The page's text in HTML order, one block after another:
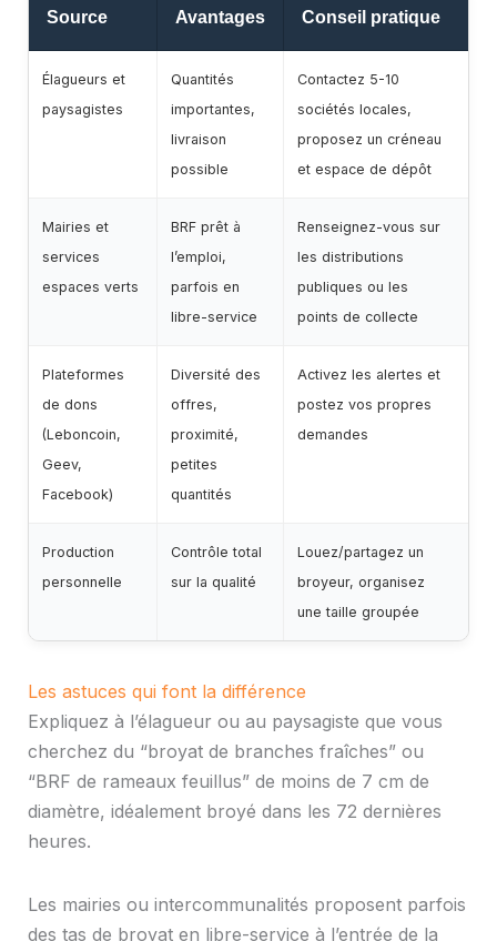
Source Avantages Conseil pratique
Élagueurs et
paysagistes
Quantités
importantes,
livraison
possible
Contactez 5-10
sociétés locales,
proposez un créneau
et espace de dépôt
Mairies et
services
espaces verts
BRF prêt à
l’emploi,
parfois en
libre-service
Renseignez-vous sur
les distributions
publiques ou les
points de collecte
Plateformes
de dons
(Leboncoin,
Geev,
Facebook)
Diversité des
offres,
proximité,
petites
quantités
Activez les alertes et
postez vos propres
demandes
Production
personnelle
Contrôle total
sur la qualité
Louez/partagez un
broyeur, organisez
une taille groupée
Les astuces qui font la différence
Expliquez à l’élagueur ou au paysagiste que vous
cherchez du “broyat de branches fraîches” ou
“BRF de rameaux feuillus” de moins de 7 cm de
diamètre, idéalement broyé dans les 72 dernières
heures.
Les mairies ou intercommunalités proposent parfois
des tas de broyat en libre-service à l’entrée de la